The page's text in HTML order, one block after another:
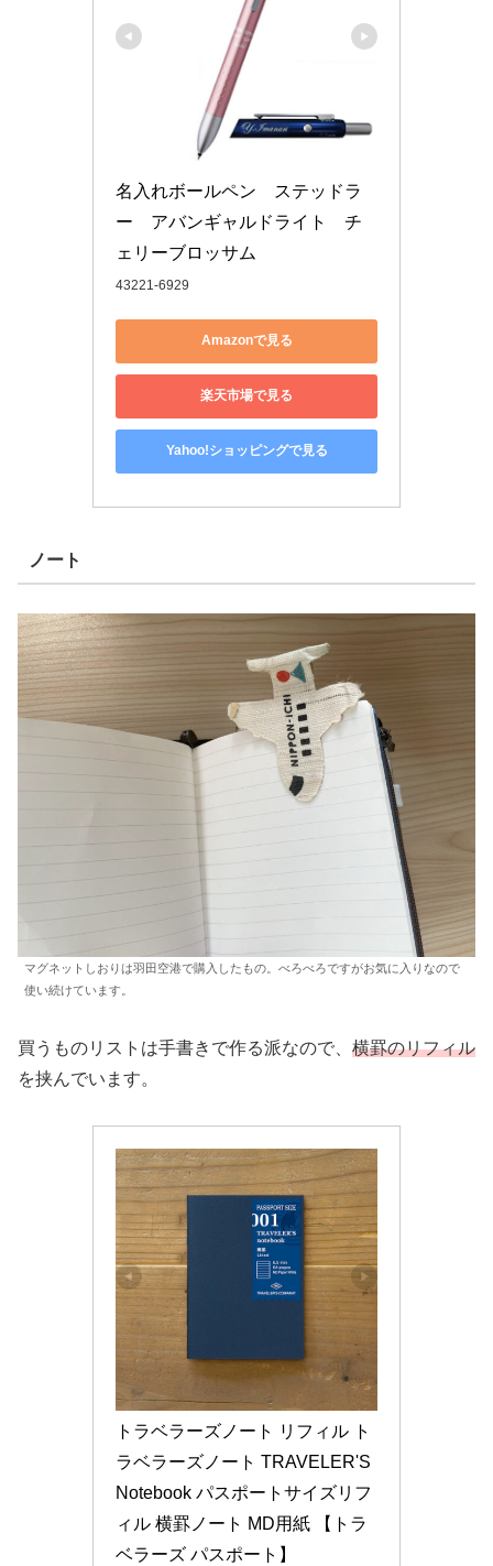
名入れボールペン　ステッドラ
ー　アバンギャルドライト　チ
ェリーブロッサム
43221-6929
Amazonで見る
楽天市場で見る
Yahoo!ショッピングで見る
ノート
マグネットしおりは羽田空港で購入したもの。べろべろですがお気に入りなので
使い続けています。
買うものリストは手書きで作る派なので、 横罫のリフィル
を挟んでいます。
トラベラーズノート リフィル ト
ラベラーズノート TRAVELER'S
Notebook パスポートサイズリフ
ィル 横罫ノート MD用紙 【トラ
ベラーズ パスポート】